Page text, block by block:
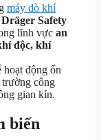
máy dò khí
Dräger Safety
lĩnh vực an
độc, khí
hoạt động ổn
công
gian kín.
biến